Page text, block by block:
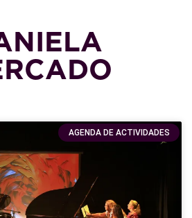
AGENDA DE ACTIVIDADES